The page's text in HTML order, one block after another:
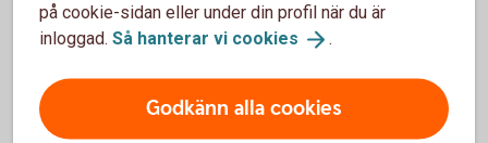
Gränser för clearingtröskeln (i nominella
belopp):
på cookie-sidan eller under din profil när du är
inloggad. Så hanterar vi cookies .
Godkänn alla cookies